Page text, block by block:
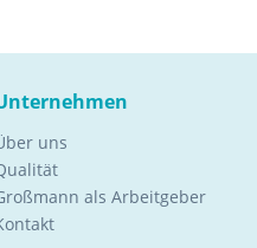
uns
als Arbeitgeber